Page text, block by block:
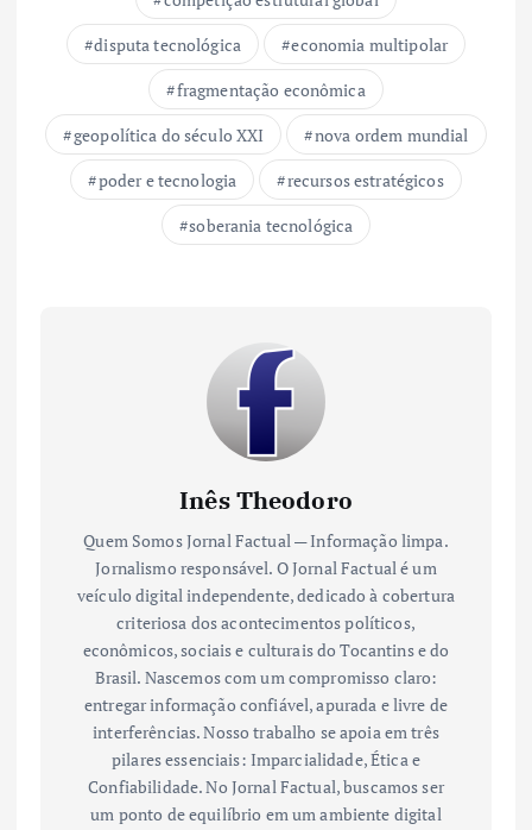
disputa tecnológica
economia multipolar
fragmentação econômica
geopolítica do século XXI
nova ordem mundial
poder e tecnologia
recursos estratégicos
soberania tecnológica
Inês Theodoro
Quem Somos Jornal Factual — Informação limpa.
Jornalismo responsável. O Jornal Factual é um
veículo digital independente, dedicado à cobertura
criteriosa dos acontecimentos políticos,
econômicos, sociais e culturais do Tocantins e do
Brasil. Nascemos com um compromisso claro:
entregar informação confiável, apurada e livre de
interferências. Nosso trabalho se apoia em três
pilares essenciais: Imparcialidade, Ética e
Confiabilidade. No Jornal Factual, buscamos ser
um ponto de equilíbrio em um ambiente digital